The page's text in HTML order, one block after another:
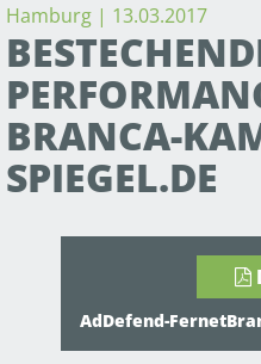
ADVERTISER
ANTI-ADBLOCK
ÜBER ADDEFEND
PARTNER-LOGIN
Hamburg | 13.03.2017
BRANCA-
SPIEGEL.DE
AdDefend-